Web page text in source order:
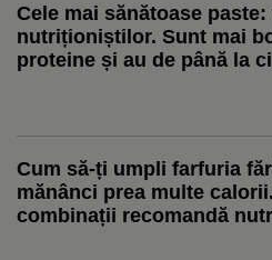
Cele mai sănătoase
nutriționiștilor. Sunt mai
proteine și au de până la
Cum să-ți umpli farfuria
mănânci prea multe
combinații recomandă